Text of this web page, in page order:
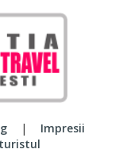
|
Impresii